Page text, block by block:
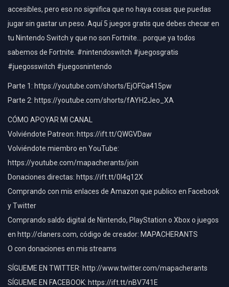
accesibles, pero eso no significa que no haya cosas que puedas
jugar sin gastar un peso. Aquí 5 juegos gratis que debes checar en
tu Nintendo Switch y que no son Fortnite… porque ya todos
sabemos de Fortnite. #nintendoswitch #juegosgratis
#juegosswitch #juegosnintendo
Parte 1: https://youtube.com/shorts/EjOFGa415pw
Parte 2: https://youtube.com/shorts/fAYH2Jeo_XA
CÓMO APOYAR MI CANAL
Volviéndote Patreon: https://ift.tt/QWGVDaw
Volviéndote miembro en YouTube:
https://youtube.com/mapacherants/join
Donaciones directas: https://ift.tt/0l4q12X
Comprando con mis enlaces de Amazon que publico en Facebook
y Twitter
Comprando saldo digital de Nintendo, PlayStation o Xbox o juegos
en http://claners.com, código de creador: MAPACHERANTS
O con donaciones en mis streams
SÍGUEME EN TWITTER: http://www.twitter.com/mapacherants
SÍGUEME EN FACEBOOK: https://ift.tt/nBV741E